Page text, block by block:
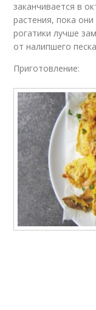
заканчивается в
растения, пока
рогатики лучше
от налипшего
Приготовление: